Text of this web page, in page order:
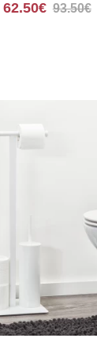
62.50€ 93.50€